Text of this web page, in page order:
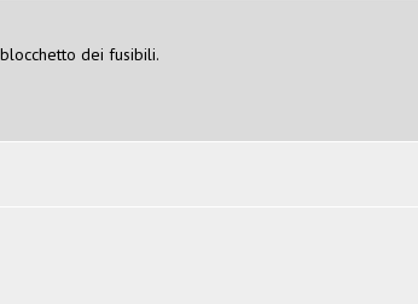
dei fusibili.